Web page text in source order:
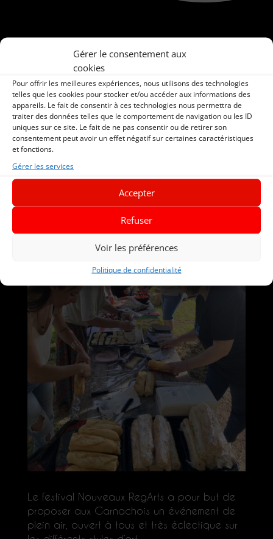
Gérer le consentement aux
cookies
Pour offrir les meilleures expériences, nous utilisons des technologies
telles que les cookies pour stocker et/ou accéder aux informations des
appareils. Le fait de consentir à ces technologies nous permettra de
traiter des données telles que le comportement de navigation ou les ID
uniques sur ce site. Le fait de ne pas consentir ou de retirer son
consentement peut avoir un effet négatif sur certaines caractéristiques
et fonctions.
Gérer les services
Accepter
Refuser
Voir les préférences
Politique de confidentialité
Festival Nouveaux
Reg’Arts
by La Garnache
Le festival Nouveaux RegArts a pour but de
proposer aux Garnachois un événement de
plein air, ouvert à tous et très éclectique sur